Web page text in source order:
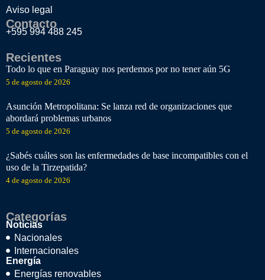
Aviso legal
Contacto
+595 994 488 245
Recientes
Todo lo que en Paraguay nos perdemos por no tener aún 5G
5 de agosto de 2026
Asunción Metropolitana: Se lanza red de organizaciones que
abordará problemas urbanos
5 de agosto de 2026
¿Sabés cuáles son las enfermedades de base incompatibles con el
uso de la Tirzepatida?
4 de agosto de 2026
Categorías
Noticias
Nacionales
Internacionales
Energía
Energías renovables